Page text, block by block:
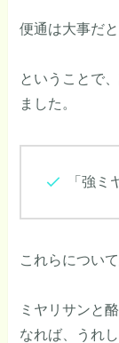
便通は大事だ
ということで
ました。
「強
これらについ
ミヤリサンと
なれば、うれし